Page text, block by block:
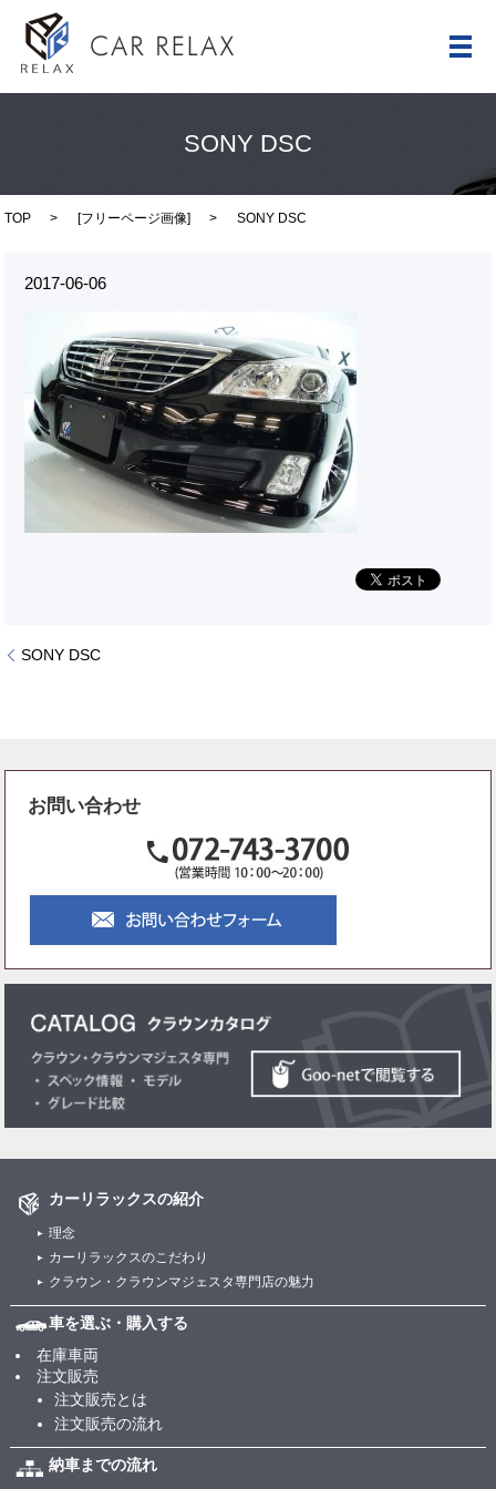
メ
SONY DSC
TOP [フリーページ画像] SONY DSC
2017-06-06
SONY DSC
お問い合わせ
カーリラックスの紹介
理念
カーリラックスのこだわり
クラウン・クラウンマジェスタ専門店の魅力
車を選ぶ・購入する
在庫車両
注文販売
注文販売とは
注文販売の流れ
納車までの流れ